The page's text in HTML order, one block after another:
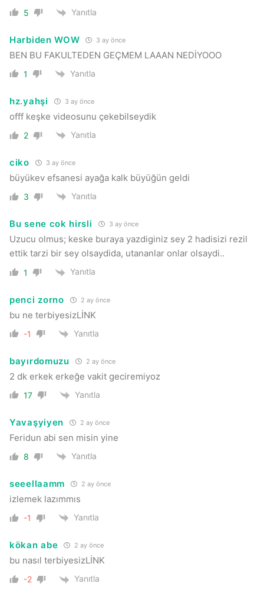
5 Yanıtla
Harbiden WOW 3 ay önce
BEN BU FAKULTEDEN GEÇMEM LAAAN NEDİYOOO
1 Yanıtla
hz.yahşi 3 ay önce
offf keşke videosunu çekebilseydik
2 Yanıtla
ciko 3 ay önce
büyükev efsanesi ayağa kalk büyüğün geldi
3 Yanıtla
Bu sene cok hirsli 3 ay önce
Uzucu olmus; keske buraya yazdiginiz sey 2 hadisizi rezil
ettik tarzi bir sey olsaydida, utananlar onlar olsaydi..
1 Yanıtla
penci zorno 2 ay önce
bu ne terbiyesizLİNK
-1 Yanıtla
bayırdomuzu 2 ay önce
2 dk erkek erkeğe vakit geciremiyoz
17 Yanıtla
Yavaşyiyen 2 ay önce
Feridun abi sen misin yine
8 Yanıtla
seeellaamm 2 ay önce
izlemek lazımmıs
-1 Yanıtla
kökan abe 2 ay önce
bu nasıl terbiyesizLİNK
-2 Yanıtla